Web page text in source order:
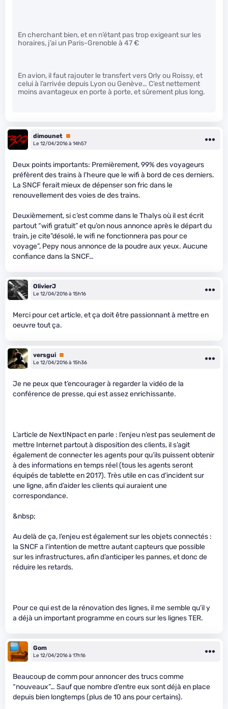
En cherchant bien, et en n’étant pas trop exigeant sur les
horaires, j’ai un Paris-Grenoble à 47 €
En avion, il faut rajouter le transfert vers Orly ou Roissy, et
celui à l’arrivée depuis Lyon ou Genève… C’est nettement
moins avantageux en porte à porte, et sûrement plus long.
dimounet Premium
Le 12/04/2016 à 14h57
Deux points importants: Premièrement, 99% des voyageurs
préfèrent des trains à l’heure que le wifi à bord de ces derniers.
La SNCF ferait mieux de dépenser son fric dans le
renouvellement des voies de des trains.
Deuxièmement, si c’est comme dans le Thalys où il est écrit
partout “wifi gratuit” et qu’on nous annonce après le départ du
train, je cite”désolé, le wifi ne fonctionnera pas pour ce
voyage”, Pepy nous annonce de la poudre aux yeux. Aucune
confiance dans la SNCF…
OlivierJ
Le 12/04/2016 à 15h16
Merci pour cet article, et ça doit être passionnant à mettre en
oeuvre tout ça.
versgui Premium
Le 12/04/2016 à 15h36
Je ne peux que t’encourager à regarder la vidéo de la
conférence de presse, qui est assez enrichissante.
L’article de NextINpact en parle : l’enjeu n’est pas seulement de
mettre Internet partout à disposition des clients, il s’agit
également de connecter les agents pour qu’ils puissent obtenir
à des informations en temps réel (tous les agents seront
équipés de tablette en 2017). Très utile en cas d’incident sur
une ligne, afin d’aider les clients qui auraient une
correspondance.
&nbsp;
Au delà de ça, l’enjeu est également sur les objets connectés :
la SNCF a l’intention de mettre autant capteurs que possible
sur les infrastructures, afin d’anticiper les pannes, et donc de
réduire les retards.
Pour ce qui est de la rénovation des lignes, il me semble qu’il y
a déjà un important programme en cours sur les lignes TER.
Gom
Le 12/04/2016 à 17h16
Beaucoup de comm pour annoncer des trucs comme
“nouveaux”… Sauf que nombre d’entre eux sont déjà en place
depuis bien longtemps (plus de 10 ans pour certains).